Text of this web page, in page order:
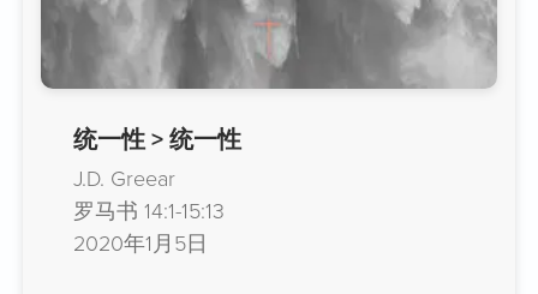
统一性 > 统一性
J.D. Greear
罗马书 14:1-15:13
2020年1月5日